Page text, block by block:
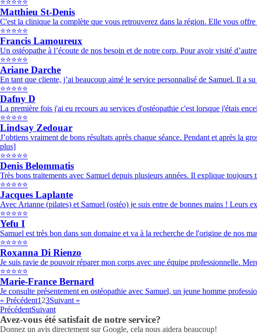
⭐⭐⭐⭐⭐
Matthieu St-Denis
C'est la clinique la complète que vous retrouverez dans la région. Elle vous
⭐⭐⭐⭐⭐
Francis Lamoureux
Un ostéopathe à l’écoute de nos besoin et de notre corp. Pour avoir visité
⭐⭐⭐⭐⭐
Ariane Darche
En tant que cliente, j’ai beaucoup aimé le service personnalisé de Samuel. Il a
⭐⭐⭐⭐⭐
Dafny D
La première fois j'ai eu recours au services d'ostéopathie c'est lorsque j'étais
⭐⭐⭐⭐⭐
Lindsay Zedouar
J’obtiens vraiment de bons résultats après chaque séance. Pendant et après la
plus]
⭐⭐⭐⭐⭐
Denis Belommatis
Très bons traitements avec Samuel depuis plusieurs années. Il explique
⭐⭐⭐⭐⭐
Jacques Laplante
Avec Arianne (pilates) et Samuel (ostéo) je suis entre de bonnes mains !
⭐⭐⭐⭐⭐
Yefu I
Samuel est très bon dans son domaine et va à la recherche de l'origine de nos
⭐⭐⭐⭐⭐
Roxanna Di Rienzo
Je suis ravie de pouvoir réparer mon corps avec une équipe professionnelle.
⭐⭐⭐⭐⭐
Marie-France Bernard
Je consulte présentement en ostéopathie avec Samuel, un jeune homme
« Précédent1 23Suivant »
PrécédentSuivant
Avez-vous été satisfait de notre service?
Donnez un avis directement sur Google, cela nous aidera beaucoup!